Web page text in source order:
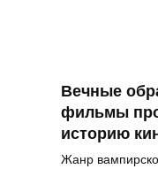
Вечные
фильмы
историю
Жанр